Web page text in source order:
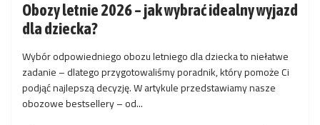
Obozy letnie 2026 – jak wybrać idealny wyjazd
dla dziecka?
Wybór odpowiedniego obozu letniego dla dziecka to niełatwe
zadanie – dlatego przygotowaliśmy poradnik, który pomoże Ci
podjąć najlepszą decyzję. W artykule przedstawiamy nasze
obozowe bestsellery – od...